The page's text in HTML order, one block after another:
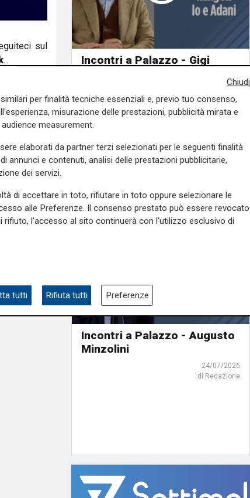
sul
.
Incontri a Palazzo - Gigi
di Redazione
Incontri a Palazzo - Augusto
Minzolini
24/07/2026
di Redazione
Chiudi
per finalità tecniche essenziali e, previo tuo consenso,
misurazione delle prestazioni, pubblicità mirata e
measurement.
elaborati da partner terzi selezionati per le seguenti finalità
annunci e contenuti, analisi delle prestazioni pubblicitarie,
dei servizi.
di accettare in toto, rifiutare in toto oppure selezionare le
alle Preferenze. Il consenso prestato può essere revocato
rifiuto, l'accesso al sito continuerà con l'utilizzo esclusivo di
tutti Rifiuta tutti Preferenze